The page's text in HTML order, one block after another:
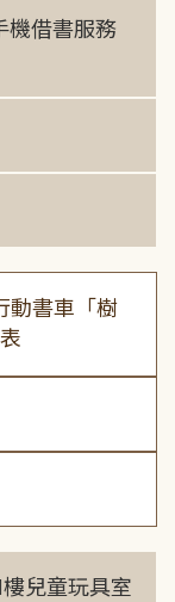
機借書服務
動書車「樹
樓兒童玩具室